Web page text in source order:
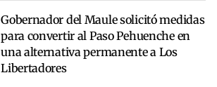
Gobernador del Maule solicitó medidas
para convertir al Paso Pehuenche en
una alternativa permanente a Los
Libertadores